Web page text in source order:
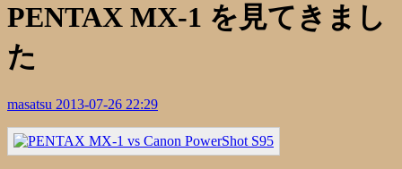
PENTAX MX-1 を見てきまし
た
masatsu 2013-07-26 22:29